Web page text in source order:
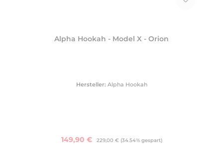
Alpha Hookah - Model X - Orion
Hersteller: Alpha Hookah
Verkaufspreis:
149,90 € Regulärer Preis:
229,00 € (34.54% gespart)